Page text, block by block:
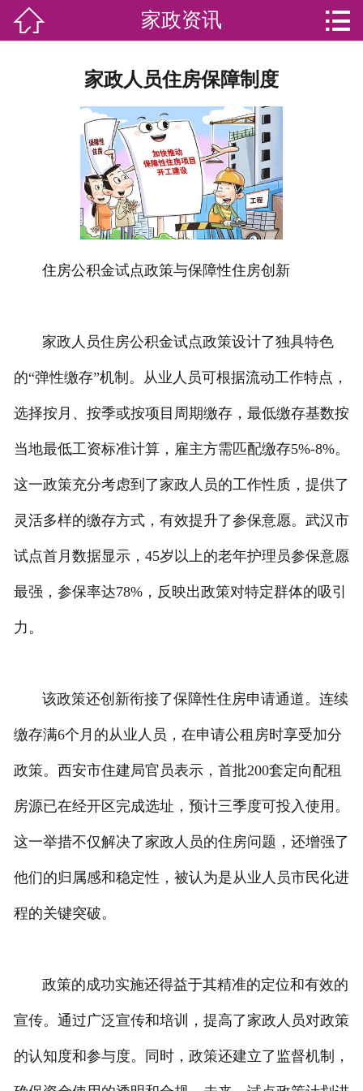
加盟苏家联
荣誉资质
家政资讯
你问我答
联系我们
 家政资讯 
家政人员住房保障制度
住房公积金试点政策与保障性住房创新
家政人员住房公积金试点政策设计了独具特色
的“弹性缴存”机制。从业人员可根据流动工作特点，
选择按月、按季或按项目周期缴存，最低缴存基数按
当地最低工资标准计算，雇主方需匹配缴存5%-8%。
这一政策充分考虑到了家政人员的工作性质，提供了
灵活多样的缴存方式，有效提升了参保意愿。武汉市
试点首月数据显示，45岁以上的老年护理员参保意愿
最强，参保率达78%，反映出政策对特定群体的吸引
力。
该政策还创新衔接了保障性住房申请通道。连续
缴存满6个月的从业人员，在申请公租房时享受加分
政策。西安市住建局官员表示，首批200套定向配租
房源已在经开区完成选址，预计三季度可投入使用。
这一举措不仅解决了家政人员的住房问题，还增强了
他们的归属感和稳定性，被认为是从业人员市民化进
程的关键突破。
政策的成功实施还得益于其精准的定位和有效的
宣传。通过广泛宣传和培训，提高了家政人员对政策
的认知度和参与度。同时，政策还建立了监督机制，